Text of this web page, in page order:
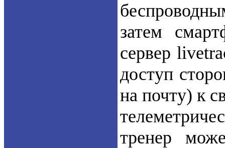
затем
сервер
доступ
на почту) к
тренер